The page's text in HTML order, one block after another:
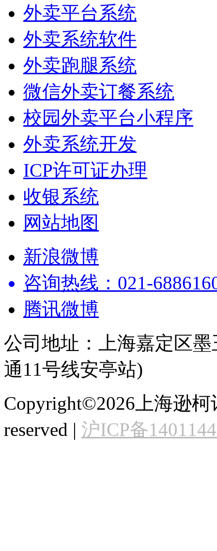
外卖平台系统
外卖系统软件
外卖跑腿系统
微信外卖订餐系统
校园外卖平台小程序
外卖系统开发
ICP许可证办理
收银系统
网站地图
新浪微博
咨询热线：021-
腾讯微博
公司地址：上海嘉定区
通11号线安亭站)
Copyright©2026上海逊
reserved | 沪ICP备